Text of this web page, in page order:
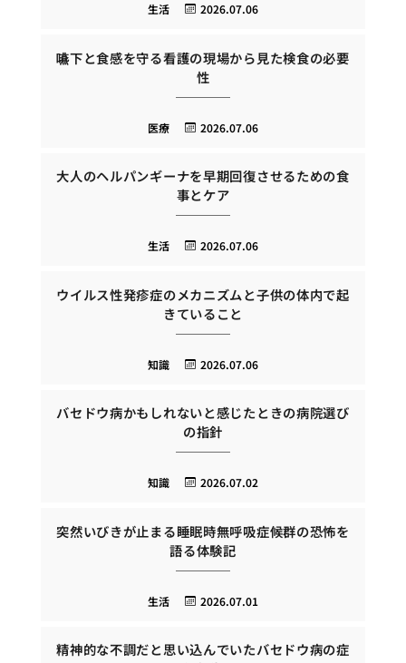
2026.07.06
生活
嚥下と食感を守る看護の現場から見た検食の必要
性
2026.07.06
医療
大人のヘルパンギーナを早期回復させるための食
事とケア
2026.07.06
生活
ウイルス性発疹症のメカニズムと子供の体内で起
きていること
2026.07.06
知識
バセドウ病かもしれないと感じたときの病院選び
の指針
2026.07.02
知識
突然いびきが止まる睡眠時無呼吸症候群の恐怖を
語る体験記
2026.07.01
生活
精神的な不調だと思い込んでいたバセドウ病の症